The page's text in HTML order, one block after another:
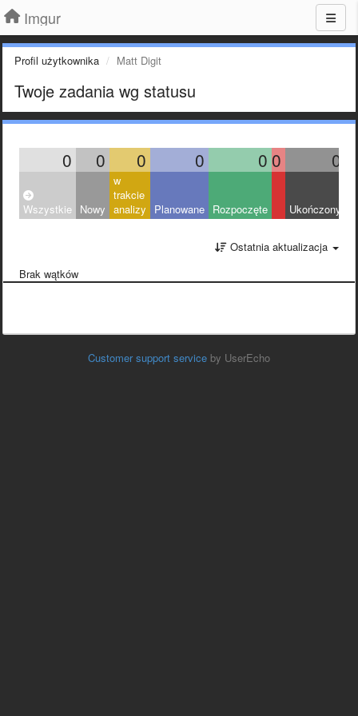
Imgur
Profil użytkownika Matt Digit
Twoje zadania wg statusu
0 0 0 0 0 0 0
Wszystkie Nowy
w
trakcie
analizy
Planowane Rozpoczęte Ukończony
Ostatnia aktualizacja
Brak wątków
Customer support service by UserEcho